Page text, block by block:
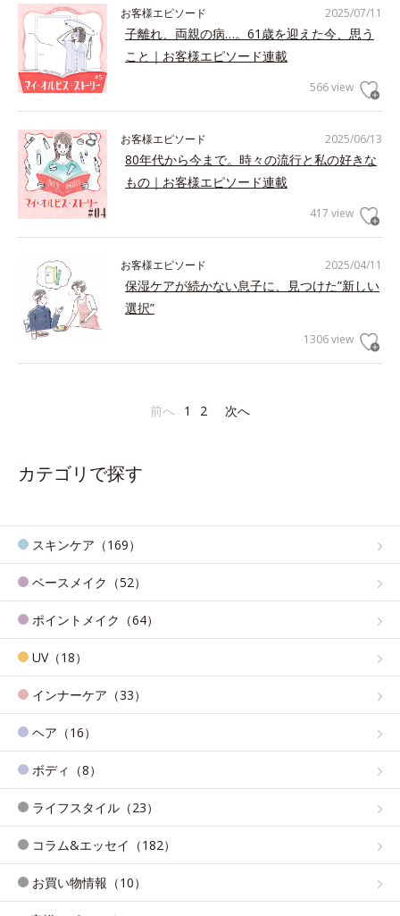
2025/07/11
お客様エピソード
子離れ、両親の病…。61歳を迎えた今、思う
こと｜お客様エピソード連載
566 view
2025/06/13
お客様エピソード
80年代から今まで。時々の流行と私の好きな
もの｜お客様エピソード連載
417 view
2025/04/11
お客様エピソード
保湿ケアが続かない息子に、見つけた”新しい
選択”
1306 view
前へ 1 2 次へ
カテゴリで探す
スキンケア（169）
ベースメイク（52）
ポイントメイク（64）
UV（18）
インナーケア（33）
ヘア（16）
ボディ（8）
ライフスタイル（23）
コラム&エッセイ（182）
お買い物情報（10）